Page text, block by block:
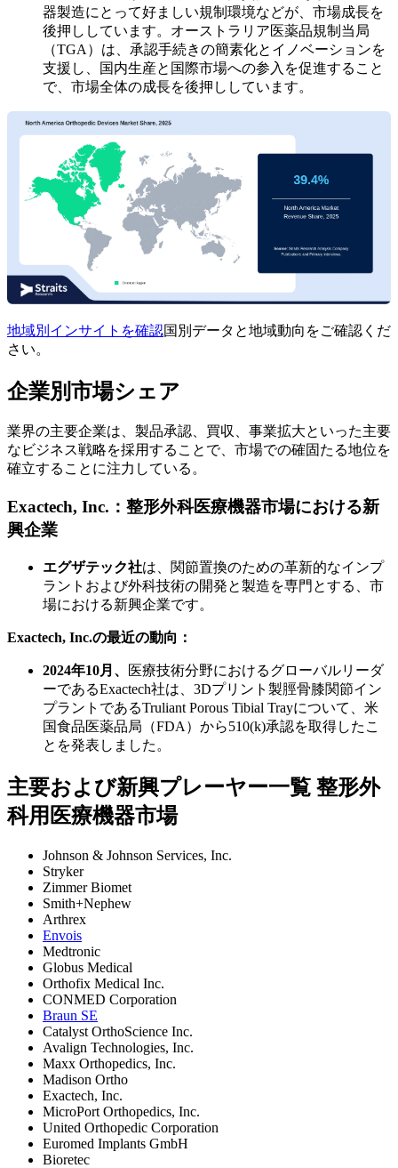
器製造にとって好ましい規制環境などが、市場成長を
後押ししています。オーストラリア医薬品規制当局
（TGA）は、承認手続きの簡素化とイノベーションを
支援し、国内生産と国際市場への参入を促進すること
で、市場全体の成長を後押ししています。
地域別インサイトを確認国別データと地域動向をご確認くだ
さい。
企業別市場シェア
業界の主要企業は、製品承認、買収、事業拡大といった主要
なビジネス戦略を採用することで、市場での確固たる地位を
確立することに注力している。
Exactech, Inc.：整形外科医療機器市場における新
興企業
エグザテック社は、関節置換のための革新的なインプ
ラントおよび外科技術の開発と製造を専門とする、市
場における新興企業です。
Exactech, Inc.の最近の動向：
2024年10月、
医療技術分野におけるグローバルリーダ
ーであるExactech社は、3Dプリント製脛骨膝関節イン
プラントであるTruliant Porous Tibial Trayについて、米
国食品医薬品局（FDA）から510(k)承認を取得したこ
とを発表しました。
主要および新興プレーヤー一覧 整形外
科用医療機器市場
Johnson & Johnson Services, Inc.
Stryker
Zimmer Biomet
Smith+Nephew
Arthrex
Envois
Medtronic
Globus Medical
Orthofix Medical Inc.
CONMED Corporation
Braun SE
Catalyst OrthoScience Inc.
Avalign Technologies, Inc.
Maxx Orthopedics, Inc.
Madison Ortho
Exactech, Inc.
MicroPort Orthopedics, Inc.
United Orthopedic Corporation
Euromed Implants GmbH
Bioretec